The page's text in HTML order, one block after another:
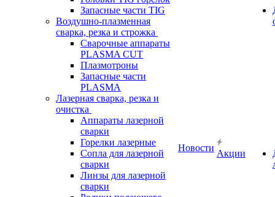
Запасные части TIG
Воздушно-плазменная
сварка, резка и строжка
Сварочные аппараты
PLASMA CUT
Плазмотроны
Запасные части
PLASMA
Лазерная сварка, резка и
очистка
Аппараты лазерной
сварки
Горелки лазерные
Сопла для лазерной
сварки
Линзы для лазерной
сварки
Новости
Акции